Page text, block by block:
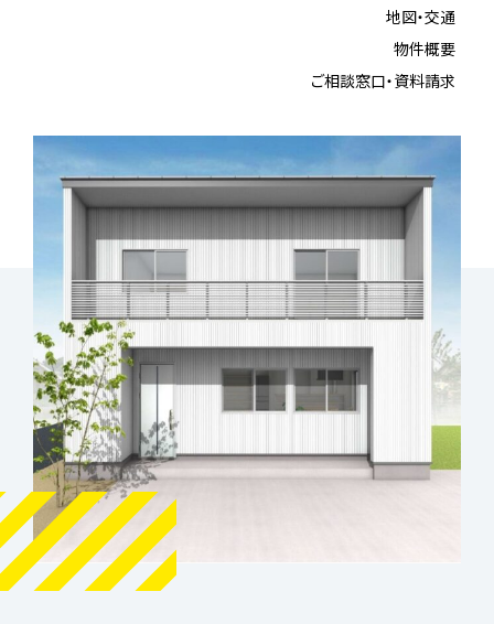
地図・交通
物件概要
ご相談窓口・資料請求